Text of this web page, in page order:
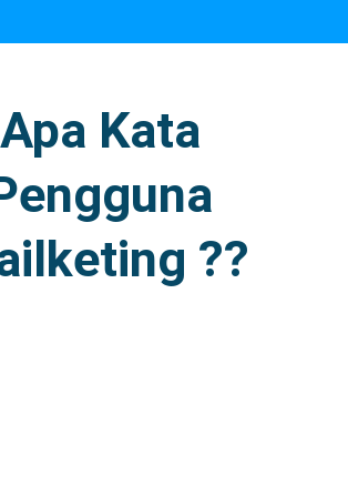
Apa Kata
??